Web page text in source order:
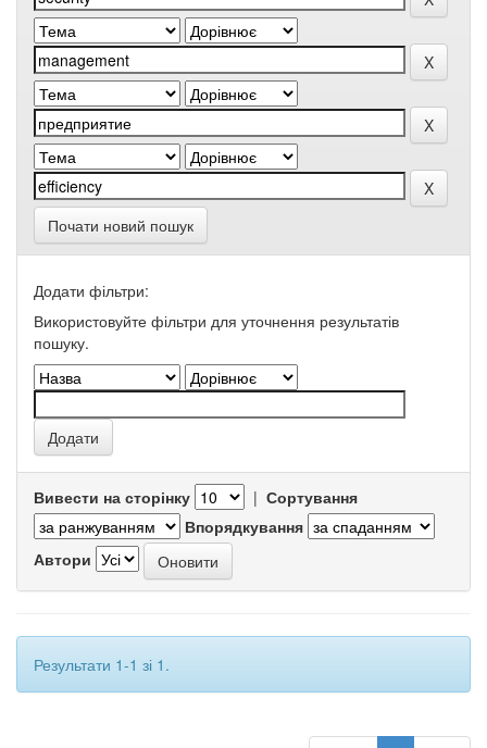
Почати новий пошук
Додати фільтри:
Використовуйте фільтри для уточнення результатів
пошуку.
Вивести на сторінку | Сортування
Впорядкування
Автори
Результати 1-1 зі 1.